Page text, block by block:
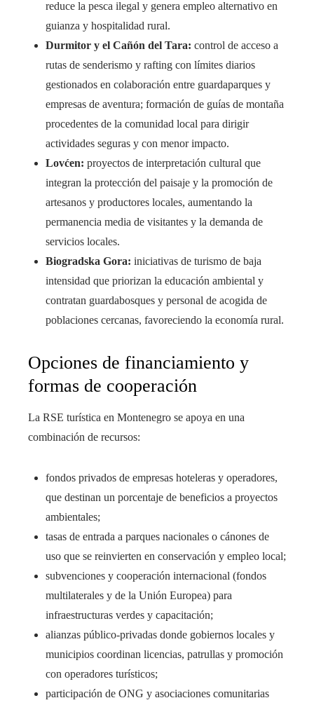
reduce la pesca ilegal y genera empleo alternativo en
guianza y hospitalidad rural.
Durmitor y el Cañón del Tara: control de acceso a
rutas de senderismo y rafting con límites diarios
gestionados en colaboración entre guardaparques y
empresas de aventura; formación de guías de montaña
procedentes de la comunidad local para dirigir
actividades seguras y con menor impacto.
Lovćen: proyectos de interpretación cultural que
integran la protección del paisaje y la promoción de
artesanos y productores locales, aumentando la
permanencia media de visitantes y la demanda de
servicios locales.
Biogradska Gora: iniciativas de turismo de baja
intensidad que priorizan la educación ambiental y
contratan guardabosques y personal de acogida de
poblaciones cercanas, favoreciendo la economía rural.
Opciones de financiamiento y
formas de cooperación
La RSE turística en Montenegro se apoya en una
combinación de recursos:
fondos privados de empresas hoteleras y operadores,
que destinan un porcentaje de beneficios a proyectos
ambientales;
tasas de entrada a parques nacionales o cánones de
uso que se reinvierten en conservación y empleo local;
subvenciones y cooperación internacional (fondos
multilaterales y de la Unión Europea) para
infraestructuras verdes y capacitación;
alianzas público-privadas donde gobiernos locales y
municipios coordinan licencias, patrullas y promoción
con operadores turísticos;
participación de ONG y asociaciones comunitarias